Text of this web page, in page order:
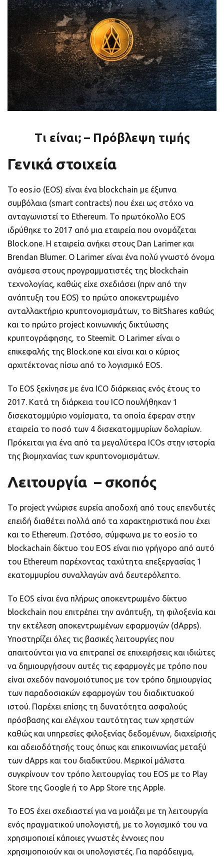
Τι είναι; – Πρόβλεψη τιμής
Γενικά στοιχεία
Το eos.io (EOS) είναι ένα blockchain με έξυπνα
συμβόλαια (smart contracts) που έχει ως στόχο να
ανταγωνιστεί το Ethereum. Το πρωτόκολλο EOS
ιδρύθηκε το 2017 από μια εταιρεία που ονομάζεται
Block.one. Η εταιρεία ανήκει στους Dan Larimer και
Brendan Blumer. Ο Larimer είναι ένα πολύ γνωστό όνομα
ανάμεσα στους προγραμματιστές της blockchain
τεχνολογίας, καθώς είχε σχεδιάσει (πριν από την
ανάπτυξη του EOS) το πρώτο αποκεντρωμένο
ανταλλακτήριο κρυπτονομισμάτων, το BitShares καθώς
και το πρώτο project κοινωνικής δικτύωσης
κρυπτογράφησης, το Steemit. Ο Larimer είναι ο
επικεφαλής της Block.one και είναι και ο κύριος
αρχιτέκτονας πίσω από το λογισμικό EOS.
Το EOS ξεκίνησε με ένα ICO διάρκειας ενός έτους το
2017. Κατά τη διάρκεια του ICO πουλήθηκαν 1
δισεκατομμύριο νομίσματα, τα οποία έφεραν στην
εταιρεία το ποσό των 4 δισεκατομμυρίων δολαρίων.
Πρόκειται για ένα από τα μεγαλύτερα ICOs στην ιστορία
της βιομηχανίας των κρυπτονομισμάτων.
Λειτουργία – σκοπός
Το project γνώρισε ευρεία αποδοχή από τους επενδυτές
επειδή διαθέτει πολλά από τα χαρακτηριστικά που έχει
και το Ethereum. Ωστόσο, σύμφωνα με το eos.io το
blockachain δίκτυο του EOS είναι πιο γρήγορο από αυτό
του Ethereum παρέχοντας ταχύτητα επεξεργασίας 1
εκατομμυρίου συναλλαγών ανά δευτερόλεπτο.
Το EOS είναι ένα πλήρως αποκεντρωμένο δίκτυο
blockchain που επιτρέπει την ανάπτυξη, τη φιλοξενία και
την εκτέλεση αποκεντρωμένων εφαρμογών (dApps).
Υποστηρίζει όλες τις βασικές λειτουργίες που
απαιτούνται για να επιτραπεί σε επιχειρήσεις και ιδιώτες
να δημιουργήσουν αυτές τις εφαρμογές με τρόπο που
είναι σχεδόν πανομοιότυπος με τον τρόπο δημιουργίας
των παραδοσιακών εφαρμογών του διαδικτυακού
ιστού. Παρέχει επίσης τη δυνατότητα ασφαλούς
πρόσβασης και ελέγχου ταυτότητας των χρηστών
καθώς και υπηρεσίες φιλοξενίας δεδομένων, διαχείρισής
και αδειοδότησής τους όπως και επικοινωνίας μεταξύ
των dApps και του διαδικτύου. Μερικοί μάλιστα
συγκρίνουν τον τρόπο λειτουργίας του EOS με το Play
Store της Google ή το App Store της Apple.
Το EOS έχει σχεδιαστεί για να μοιάζει με τη λειτουργία
ενός πραγματικού υπολογιστή, με το λογισμικό του να
χρησιμοποιεί κάποιες γνωστές έννοιες που
χρησιμοποιούν και οι υπολογιστές. Για παράδειγμα,
ποιοτικό
Πορτοφόλια Κρυπτονομισμάτων
Metamask τι είναι και πως λειτουργεί αυτό
το πορτοφόλι;
Τι είναι τα NFTs